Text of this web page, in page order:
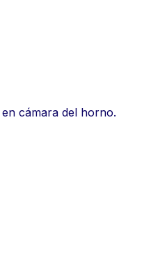
cámara del horno.